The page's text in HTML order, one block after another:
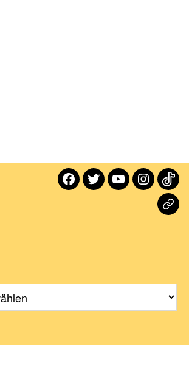
Facebook
TwitterYoutube